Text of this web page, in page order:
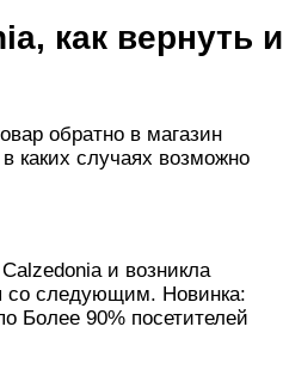
как вернуть и
обратно в магазин
каких случаях возможно
и возникла
со следующим. Новинка:
Более 90% посетителей